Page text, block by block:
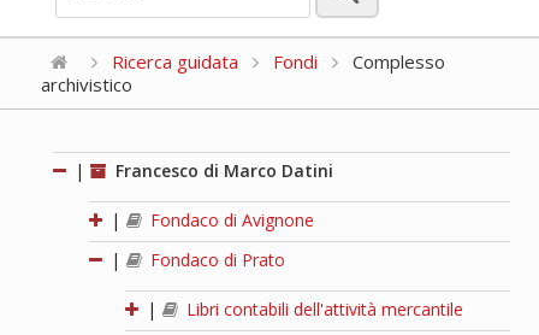
Ricerca guidata Fondi
Complesso
archivistico
| Francesco di Marco Datini
|
Fondaco di Avignone
|
Fondaco di Prato
|
Libri contabili dell'attività mercantile